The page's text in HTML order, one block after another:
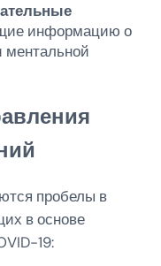
информацию о
ментальной
пробелы в
в основе
19: